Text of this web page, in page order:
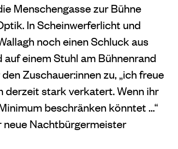
Menschengasse zur Bühne
In Scheinwerferlicht und
noch einen Schluck aus
einem Stuhl am Bühnenrand
Zuschauer:innen zu, „ich freue
derzeit stark verkatert. Wenn ihr
beschränken könntet …“
neue Nachtbürgermeister